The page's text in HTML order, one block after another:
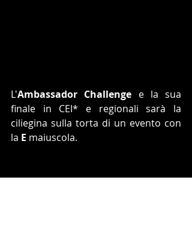
L'Ambassador Challenge e la sua
finale in CEI* e regionali sarà la
ciliegina sulla torta di un evento con
la E maiuscola.